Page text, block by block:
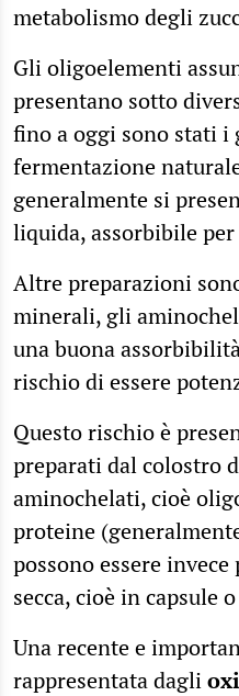
metabolismo degli
Gli oligoelementi
presentano sotto
fino a oggi sono stati
fermentazione
generalmente si
liquida, assorbibile
Altre preparazioni
minerali, gli
una buona
rischio di essere
Questo rischio è
preparati dal colostro
aminochelati, cioè
proteine
possono essere
secca, cioè in capsule
Una recente e
rappresentata dagli